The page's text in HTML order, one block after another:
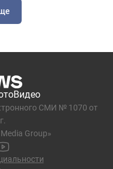
Видео
СМИ № 1070 от
Group»